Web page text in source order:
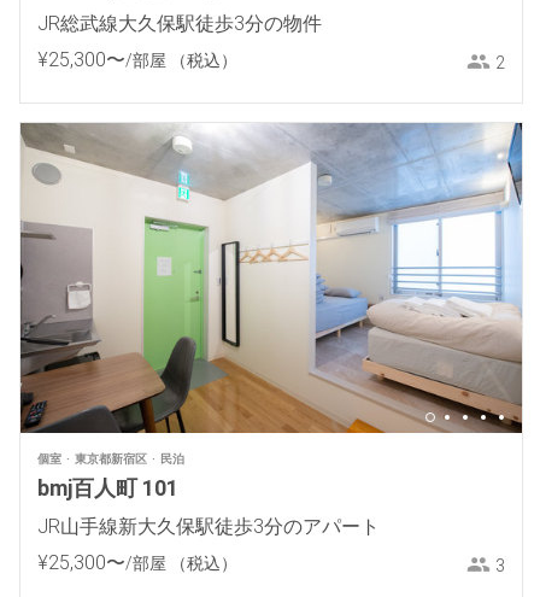
JR総武線大久保駅徒歩3分の物件
¥25,300〜/部屋 （税込） 2
個室 東京都新宿区 民泊
bmj百人町 101
JR山手線新大久保駅徒歩3分のアパート
¥25,300〜/部屋 （税込） 3